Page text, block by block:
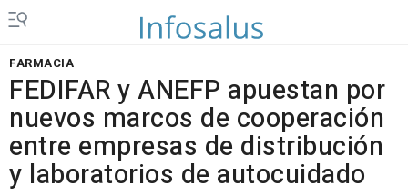
FARMACIA
FEDIFAR y ANEFP apuestan por
nuevos marcos de cooperación
entre empresas de distribución
y laboratorios de autocuidado